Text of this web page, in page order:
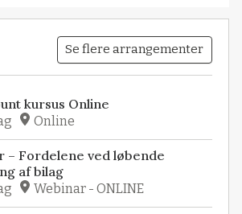
Se flere arrangementer
kursus Online
Online
– Fordelene ved løbende
af bilag
Webinar - ONLINE